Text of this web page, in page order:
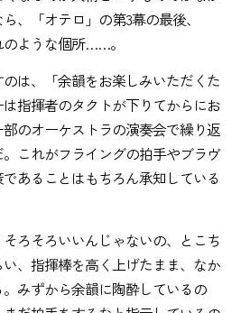
、「オテロ」の第3幕の最後、
のような個所……。
は、「余韻をお楽しみいただくた
指揮者のタクトが下りてからにお
のオーケストラの演奏会で繰り返
これがフライングの拍手やブラヴ
あることはもちろん承知している
ろそろいいんじゃないの、とこち
、指揮棒を高く上げたまま、なか
みずから余韻に陶酔しているの